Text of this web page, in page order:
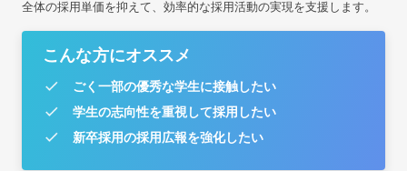
全体の採用単価を抑えて、効率的な採用活動の実現を支援します。
こんな方にオススメ
ごく一部の優秀な学生に接触したい
学生の志向性を重視して採用したい
新卒採用の採用広報を強化したい